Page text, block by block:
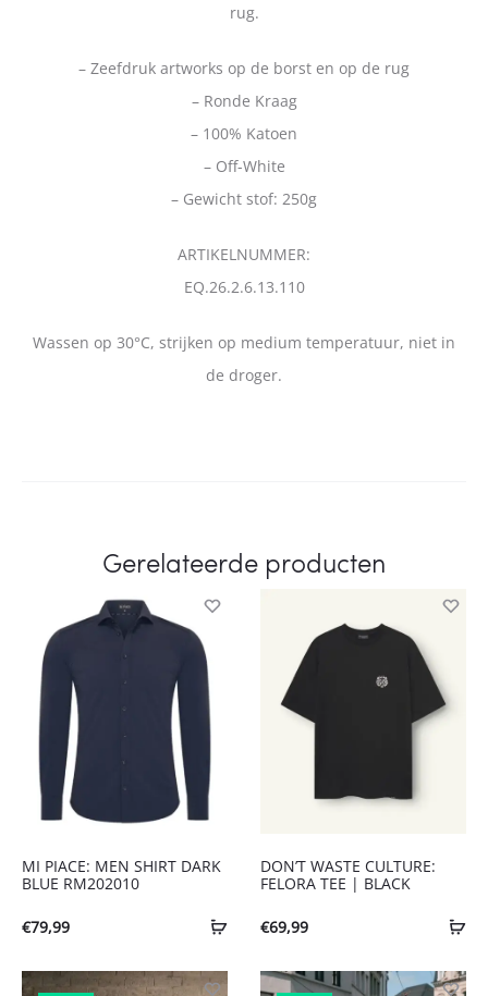
rug.
– Zeefdruk artworks op de borst en op de rug
– Ronde Kraag
– 100% Katoen
– Off-White
– Gewicht stof: 250g
ARTIKELNUMMER:
EQ.26.2.6.13.110
Wassen op 30°C, strijken op medium temperatuur, niet in
de droger.
Gerelateerde producten
MI PIACE: MEN SHIRT DARK
BLUE RM202010
€79,99
DON’T WASTE CULTURE:
FELORA TEE | BLACK
€69,99